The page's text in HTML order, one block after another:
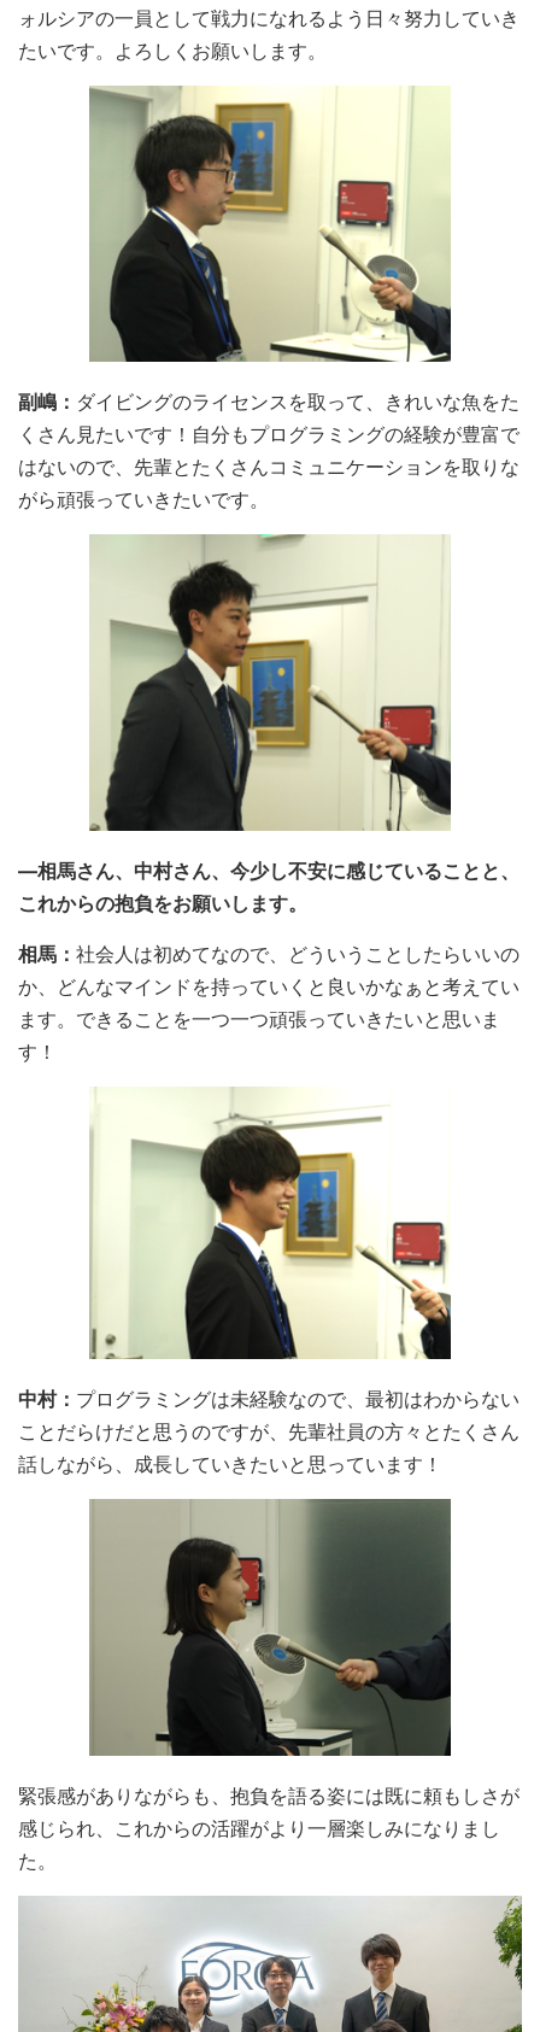
ォルシアの一員として戦力になれるよう日々努力していき
たいです。よろしくお願いします。
副嶋： ダイビングのライセンスを取って、きれいな魚をた
くさん見たいです！自分もプログラミングの経験が豊富で
はないので、先輩とたくさんコミュニケーションを取りな
がら頑張っていきたいです。
―相馬さん、中村さん、今少し不安に感じていることと、
これからの抱負をお願いします。
相馬： 社会人は初めてなので、どういうことしたらいいの
か、どんなマインドを持っていくと良いかなぁと考えてい
ます。できることを一つ一つ頑張っていきたいと思いま
す！
中村： プログラミングは未経験なので、最初はわからない
ことだらけだと思うのですが、先輩社員の方々とたくさん
話しながら、成長していきたいと思っています！
緊張感がありながらも、抱負を語る姿には既に頼もしさが
感じられ、 これからの活躍がより一層楽しみになりまし
た。